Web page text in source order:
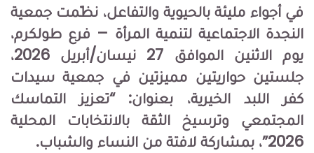
في أجواء مليئة بالحيوية والتفاعل، نظّمت جمعية
النجدة الاجتماعية لتنمية المرأة – فرع طولكرم،
يوم الاثنين الموافق 27 نيسان/أبريل 2026،
جلستين حواريتين مميزتين في جمعية سيدات
كفر اللبد الخيرية، بعنوان: “تعزيز التماسك
المجتمعي وترسيخ الثقة بالانتخابات المحلية
2026”، بمشاركة لافتة من النساء والشباب.